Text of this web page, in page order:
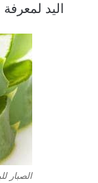
اليد
الصبار